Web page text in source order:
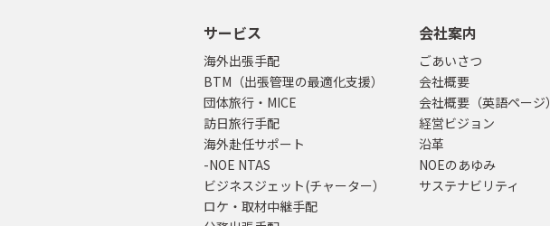
サービス
海外出張手配
BTM（出張管理の最適化支援）
団体旅行・MICE
訪日旅行手配
海外赴任サポート
-NOE NTAS
ビジネスジェット(チャーター）
ロケ・取材中継手配
会社案内
ごあいさつ
会社概要
会社概要（英語ページ）
経営ビジョン
沿革
NOEのあゆみ
サステナビリティ